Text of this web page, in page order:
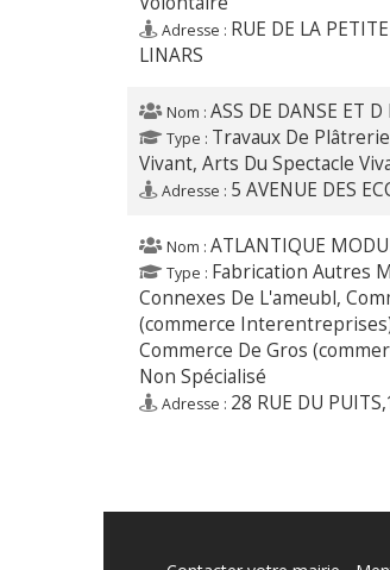
Adresse : RUE DE LA
LINARS
Nom : ASS DE DANSE ET
Type : Travaux De
Vivant, Arts Du Spectacle
Adresse : 5 AVENUE DES
Nom : ATLANTIQUE
Type : Fabrication Autres
Connexes De L'ameubl,
(commerce
Commerce De Gros
Non Spécialisé
Adresse : 28 RUE DU